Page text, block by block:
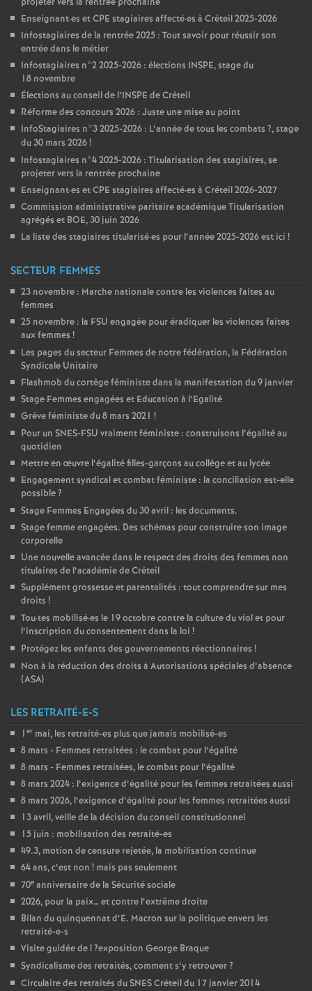
Enseignant·es etCPE stagiaires affecté·es à Créteil 2025-2026
Infostagiaires de la rentrée 2025 : Tout savoir pour réussir son
entrée dans le métier
Infostagiaires n°2 2025-2026 : élections INSPE, stage du
18 novembre
Élections au conseil de l’INSPE de Créteil
Réforme des concours 2026 : Juste une mise au point
InfoStagiaires n°3 2025-2026 : L’année de tous les combats ?, stage
du 30 mars 2026!
Infostagiaires n°4 2025-2026 : Titularisation des stagiaires, se
projeter vers la rentrée prochaine
Enseignant·es etCPE stagiaires affecté·es à Créteil 2026-2027
Commission administrative paritaire académique Titularisation
agrégés et BOE, 30 juin 2026
La liste des stagiaires titularisé·es pour l’année 2025-2026 est ici !
SECTEUR FEMMES
23 novembre : Marche nationale contre les violences faites au
femmes
25 novembre : la FSU engagée pour éradiquer les violences faites
aux femmes !
Les pages du secteur Femmes de notre fédération, la Fédération
Syndicale Unitaire
Flashmob du cortège féministe dans la manifestation du 9 janvier
Stage Femmes engagées et Education à l’Egalité
Grève féministe du 8 mars 2021 !
Pour un SNES-FSU vraiment féministe : construisons l’égalité au
quotidien
Mettre en œuvre l’égalité filles-garçons au collège et au lycée
Engagement syndical et combat féministe : la conciliation est-elle
possible?
Stage Femmes Engagées du 30 avril : les documents.
Stage femme engagées. Des schémas pour construire son image
corporelle
Une nouvelle avancée dans le respect des droits des femmes non
titulaires de l’académie de Créteil
Supplément grossesse et parentalités : tout comprendre sur mes
droits !
Tou·tes mobilisé·es le 19 octobre contre la culture du viol et pour
l’inscription du consentement dans la loi !
Protégez les enfants des gouvernements réactionnaires !
Non à la réduction des droits à Autorisations spéciales d’absence
(ASA)
LES RETRAITÉ-E-S
1 er mai, les retraité-es plus que jamais mobilisé-es
8 mars - Femmes retraitées : le combat pour l’égalité
8 mars - Femmes retraitées, le combat pour l’égalité
8 mars 2024 : l’exigence d’égalité pour les femmes retraitées aussi
8 mars 2026, l’exigence d’égalité pour les femmes retraitées aussi
13 avril, veille de la décision du conseil constitutionnel
15 juin : mobilisation des retraité-es
49.3, motion de censure rejetée, la mobilisation continue
64 ans, c’est non ! mais pas seulement
70e anniversaire de la Sécurité sociale
2026, pour la paix… et contre l’extrême droite
Bilan du quinquennat d’E. Macron sur la politique envers les
retraité-e-s
Visite guidée de l?exposition George Braque
Syndicalisme des retraités, comment s’y retrouver?
Circulaire des retraités duSNESCréteil du 17 janvier 2014